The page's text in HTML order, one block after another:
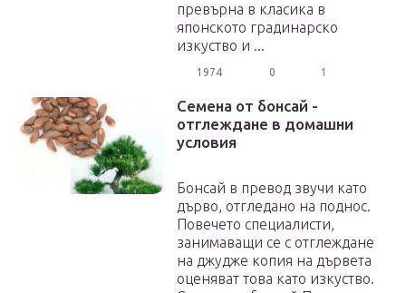
превърна в класика в
японското градинарско
изкуство и ...
1974 0 1
Семена от бонсай -
отглеждане в домашни
условия
Бонсай в превод звучи като
дърво, отгледано на поднос.
Повечето специалисти,
занимаващи се с отглеждане
на джудже копия на дървета
оценяват това като изкуство.